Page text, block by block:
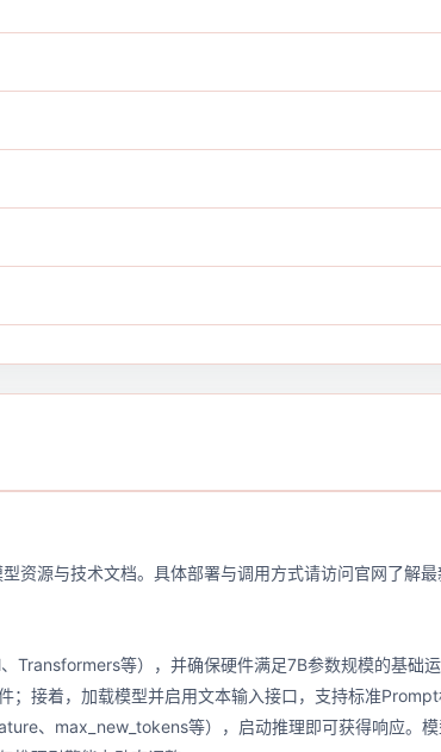
资源与技术文档。具体部署与调用方式请访问官网了解最
等），并确保硬件满足7B参数规模的基础运
接着，加载模型并启用文本输入接口，支持标准
、max_new_tokens等），启动推理即可获得响应。